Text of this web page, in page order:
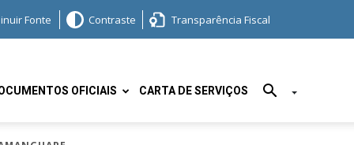
Fonte Contraste Transparência Fiscal
OFICIAIS CARTA DE SERVIÇOS